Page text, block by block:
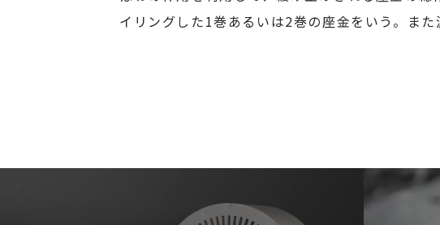
イリングした1巻あるいは2巻の座金をいう。また